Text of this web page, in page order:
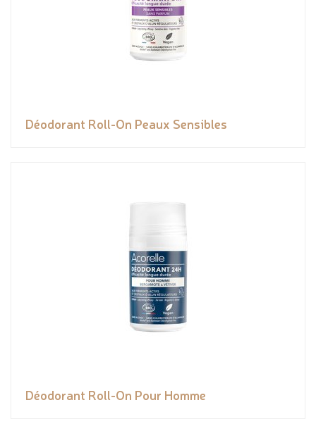
Déodorant Roll-On Peaux Sensibles
Déodorant Roll-On Pour Homme